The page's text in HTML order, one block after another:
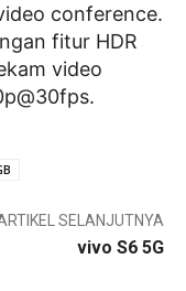
conference.
fitur HDR
video
SELANJUTNYA
vivo S6 5G